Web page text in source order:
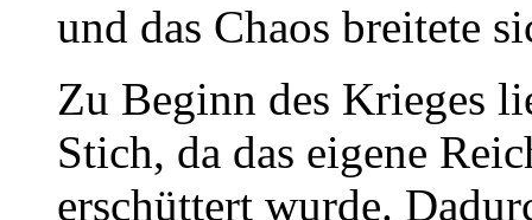
und das Chaos breitete
Zu Beginn des Krieges
Stich, da das eigene
erschüttert wurde.